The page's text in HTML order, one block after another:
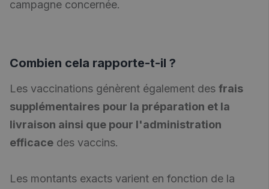
campagne concernée.
Combien cela rapporte-t-il ?
Les vaccinations génèrent également des frais
supplémentaires pour la préparation et la
livraison ainsi que pour l'administration
efficace des vaccins.
Les montants exacts varient en fonction de la